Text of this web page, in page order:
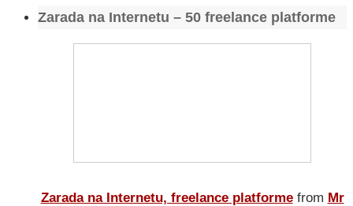
Zarada na Internetu – 50 freelance platforme
Zarada na Internetu, freelance platforme from Mr